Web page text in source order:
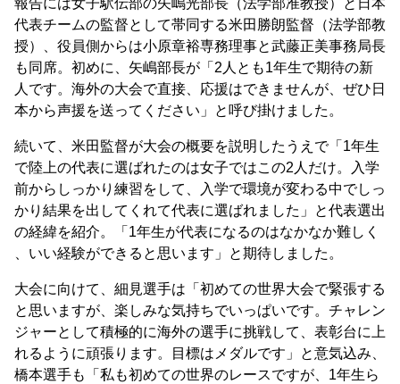
報告には女子駅伝部の矢嶋光部長（法学部准教授）と日本
代表チームの監督として帯同する米田勝朗監督（法学部教
授）、役員側からは小原章裕専務理事と武藤正美事務局長
も同席。初めに、矢嶋部長が「2人とも1年生で期待の新
人です。海外の大会で直接、応援はできませんが、ぜひ日
本から声援を送ってください」と呼び掛けました。
続いて、米田監督が大会の概要を説明したうえで「1年生
で陸上の代表に選ばれたのは女子ではこの2人だけ。入学
前からしっかり練習をして、入学で環境が変わる中でしっ
かり結果を出してくれて代表に選ばれました」と代表選出
の経緯を紹介。「1年生が代表になるのはなかなか難しく
、いい経験ができると思います」と期待しました。
大会に向けて、細見選手は「初めての世界大会で緊張する
と思いますが、楽しみな気持ちでいっぱいです。チャレン
ジャーとして積極的に海外の選手に挑戦して、表彰台に上
れるように頑張ります。目標はメダルです」と意気込み、
橋本選手も「私も初めての世界のレースですが、1年生ら